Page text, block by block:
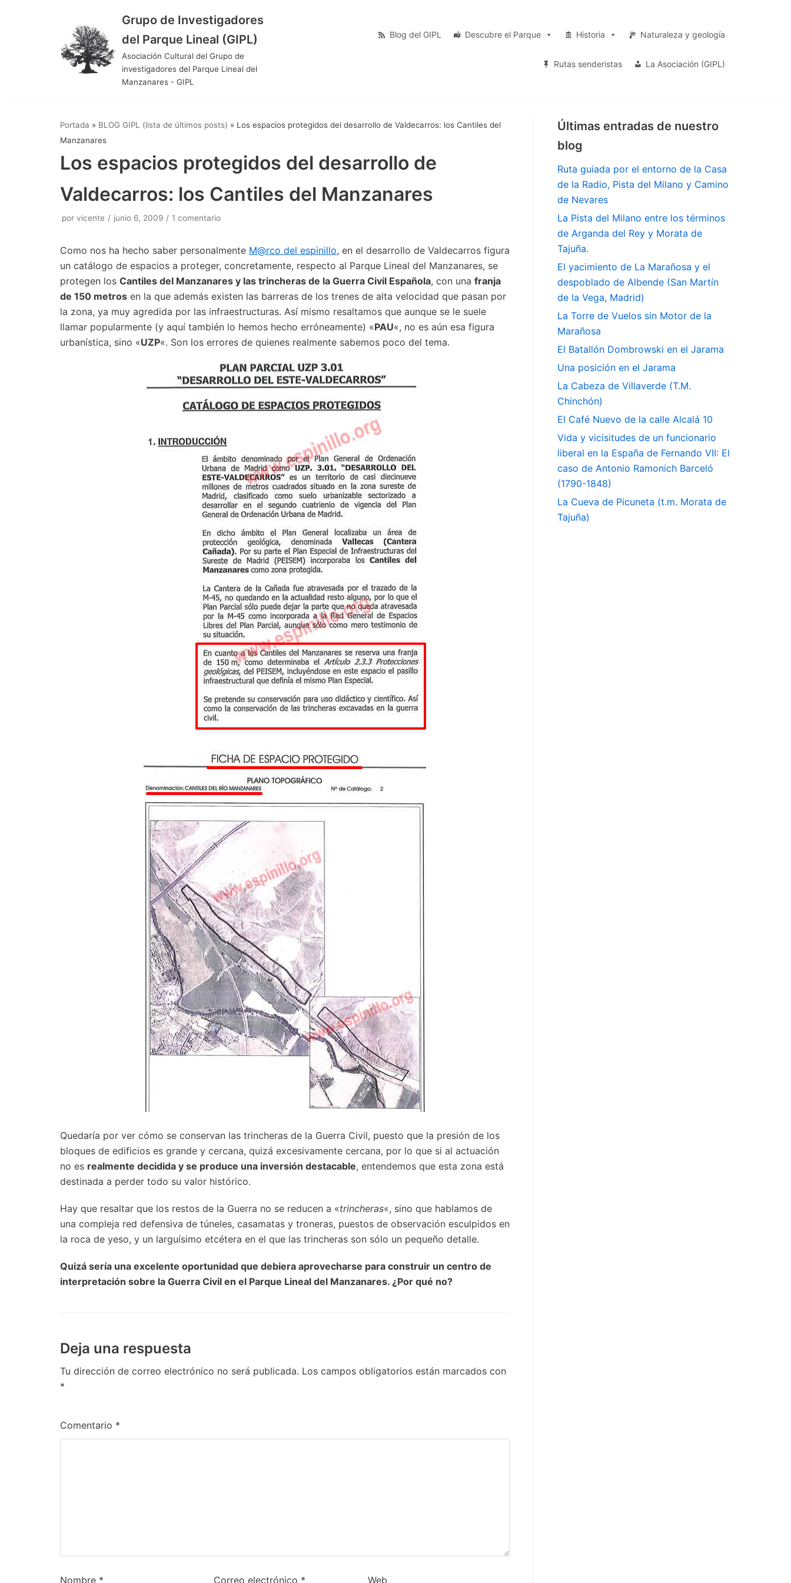
Grupo de Investigadores
del Parque Lineal (GIPL)
Asociación Cultural del Grupo de
investigadores del Parque Lineal del
Manzanares - GIPL
Blog del GIPL Descubre el Parque Historia Naturaleza y geología
Rutas senderistas La Asociación (GIPL)
Portada » BLOG GIPL (lista de últimos posts) » Los espacios protegidos del desarrollo de Valdecarros: los Cantiles del
Manzanares
Los espacios protegidos del desarrollo de
Valdecarros: los Cantiles del Manzanares
por vicente junio 6, 2009 1 comentario
Como nos ha hecho saber personalmente M@rco del espinillo, en el desarrollo de Valdecarros figura
un catálogo de espacios a proteger, concretamente, respecto al Parque Lineal del Manzanares, se
protegen los Cantiles del Manzanares y las trincheras de la Guerra Civil Española, con una franja
de 150 metros en la que además existen las barreras de los trenes de alta velocidad que pasan por
la zona, ya muy agredida por las infraestructuras. Así mismo resaltamos que aunque se le suele
llamar popularmente (y aquí también lo hemos hecho erróneamente) «PAU«, no es aún esa figura
urbanística, sino «UZP«. Son los errores de quienes realmente sabemos poco del tema.
Quedaría por ver cómo se conservan las trincheras de la Guerra Civil, puesto que la presión de los
bloques de edificios es grande y cercana, quizá excesivamente cercana, por lo que si al actuación
no es realmente decidida y se produce una inversión destacable, entendemos que esta zona está
destinada a perder todo su valor histórico.
Hay que resaltar que los restos de la Guerra no se reducen a «trincheras«, sino que hablamos de
una compleja red defensiva de túneles, casamatas y troneras, puestos de observación esculpidos en
la roca de yeso, y un larguísimo etcétera en el que las trincheras son sólo un pequeño detalle.
Quizá sería una excelente oportunidad que debiera aprovecharse para construir un centro de
interpretación sobre la Guerra Civil en el Parque Lineal del Manzanares. ¿Por qué no?
Deja una respuesta
Tu dirección de correo electrónico no será publicada. Los campos obligatorios están marcados con
*
Comentario *
Nombre * Correo electrónico * Web
Últimas entradas de nuestro
blog
Ruta guiada por el entorno de la Casa
de la Radio, Pista del Milano y Camino
de Nevares
La Pista del Milano entre los términos
de Arganda del Rey y Morata de
Tajuña.
El yacimiento de La Marañosa y el
despoblado de Albende (San Martín
de la Vega, Madrid)
La Torre de Vuelos sin Motor de la
Marañosa
El Batallón Dombrowski en el Jarama
Una posición en el Jarama
La Cabeza de Villaverde (T.M.
Chinchón)
El Café Nuevo de la calle Alcalá 10
Vida y vicisitudes de un funcionario
liberal en la España de Fernando VII: El
caso de Antonio Ramonich Barceló
(1790-1848)
La Cueva de Picuneta (t.m. Morata de
Tajuña)